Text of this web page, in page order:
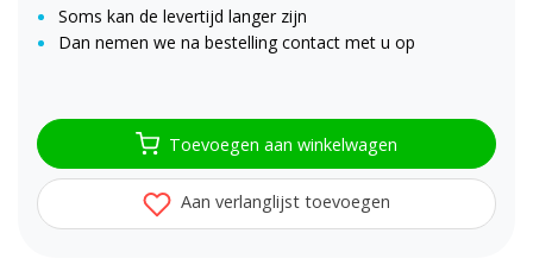
Soms kan de levertijd langer zijn
Dan nemen we na bestelling contact met u op
Toevoegen aan winkelwagen
Aan verlanglijst toevoegen